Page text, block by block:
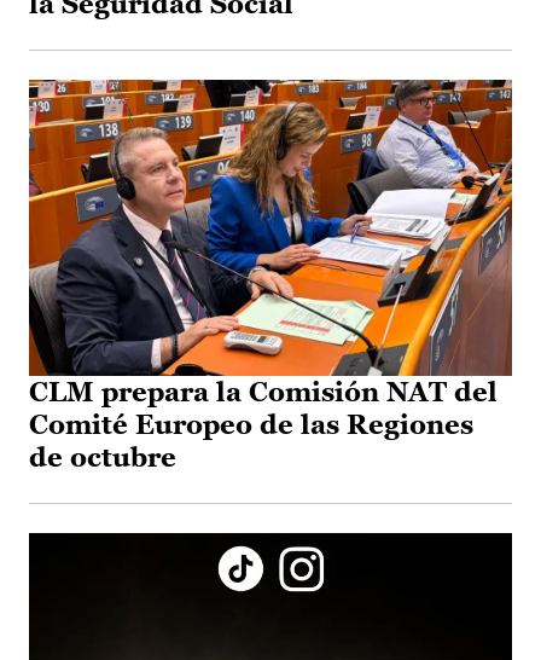
CLM prepara la Comisión NAT del
Comité Europeo de las Regiones
de octubre